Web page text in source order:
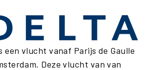
een vlucht vanaf Parijs de Gaulle
Deze vlucht van van